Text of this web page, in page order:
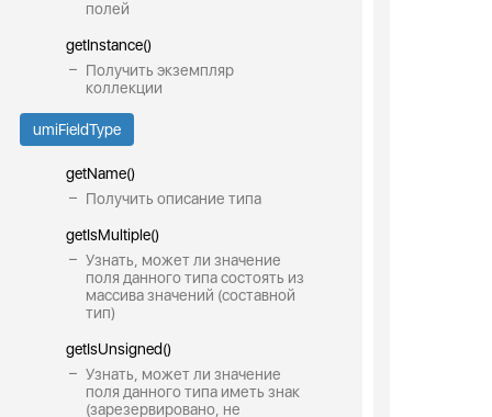
полей
getInstance()
Получить экземпляр
коллекции
umiFieldType
getName()
Получить описание типа
getIsMultiple()
Узнать, может ли значение
поля данного типа состоять из
массива значений (составной
тип)
getIsUnsigned()
Узнать, может ли значение
поля данного типа иметь знак
(зарезервировано, не